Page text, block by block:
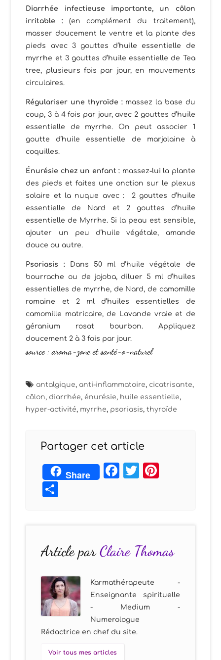
Diarrhée infectieuse importante, un côlon
irritable : (en complément du traitement),
masser doucement le ventre et la plante des
pieds avec 3 gouttes d’huile essentielle de
myrrhe et 3 gouttes d’huile essentielle de Tea
tree, plusieurs fois par jour, en mouvements
circulaires.
Régulariser une thyroïde : massez la base du
coup, 3 à 4 fois par jour, avec 2 gouttes d’huile
essentielle de myrrhe. On peut associer 1
goutte d’huile essentielle de marjolaine à
coquilles.
Énurésie chez un enfant : massez-lui la plante
des pieds et faites une onction sur le plexus
solaire et la nuque avec : 2 gouttes d’huile
essentielle de Nard et 2 gouttes d’huile
essentielle de Myrrhe. Si la peau est sensible,
ajouter un peu d’huile végétale, amande
douce ou autre.
Psoriasis :
Dans 50 ml d’huile végétale de
bourrache ou de jojoba, diluer 5 ml d’huiles
essentielles de myrrhe, de Nard, de camomille
romaine et 2 ml d’huiles essentielles de
camomille matricaire, de Lavande vraie et de
géranium rosat bourbon. Appliquez
doucement 2 à 3 fois par jour.
source :aroma-zoneetsanté-o-naturel
antalgique, anti-inflammatoire, cicatrisante,
côlon, diarrhée, énurésie, huile essentielle,
hyper-activité, myrrhe, psoriasis,thyroïde
Partager cet article
Share Facebook
Twitter
Article parClaire Thomas
Karmathérapeute -
Enseignante spirituelle
- Medium -
Numerologue
Rédactrice en chef du site.
Voir tous mes articles